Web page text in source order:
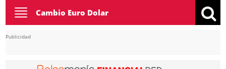
Toggle
navigation
Cambio Euro Dolar
Publicidad